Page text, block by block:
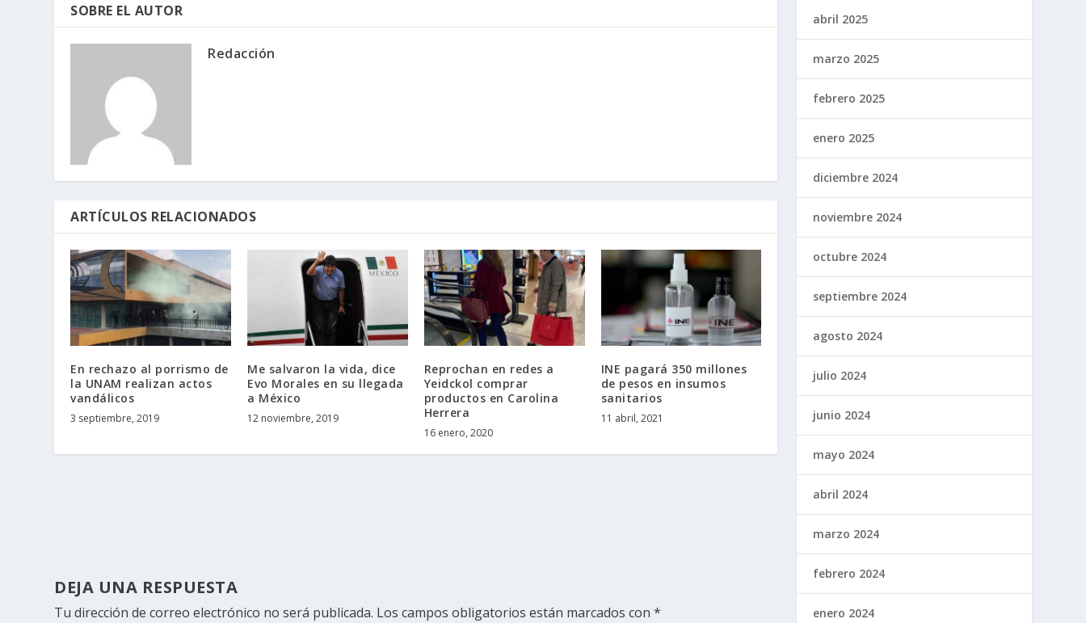
SOBRE EL AUTOR
Redacción
ARTÍCULOS RELACIONADOS
En rechazo al porrismo de
la UNAM realizan actos
vandálicos
3 septiembre, 2019
Me salvaron la vida, dice
Evo Morales en su llegada
a México
12 noviembre, 2019
Reprochan en redes a
Yeidckol comprar
productos en Carolina
Herrera
16 enero, 2020
INE pagará 350 millones
de pesos en insumos
sanitarios
11 abril, 2021
DEJA UNA RESPUESTA
Tu dirección de correo electrónico no será publicada. Los campos obligatorios están marcados con*
abril 2025
marzo 2025
febrero 2025
enero 2025
diciembre 2024
noviembre 2024
octubre 2024
septiembre 2024
agosto 2024
julio 2024
junio 2024
mayo 2024
abril 2024
marzo 2024
febrero 2024
enero 2024